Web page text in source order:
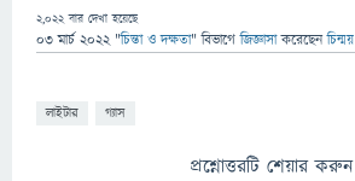
2,022বার দেখা হয়েছে
03 মার্চ 2022 "চিন্তা ও দক্ষতা" বিভাগে জিজ্ঞাসাকরেছেনচিন্ময়
লাইটার গ্যাস
প্রশ্নোত্তরটি শেয়ার করুন